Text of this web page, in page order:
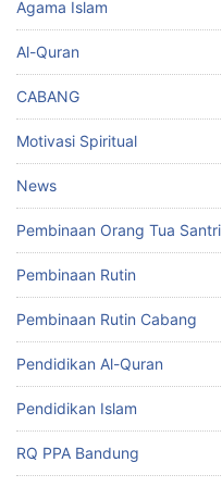
Agama Islam
Al-Quran
CABANG
Motivasi Spiritual
News
Pembinaan Orang Tua Santri
Pembinaan Rutin
Pembinaan Rutin Cabang
Pendidikan Al-Quran
Pendidikan Islam
RQ PPA Bandung